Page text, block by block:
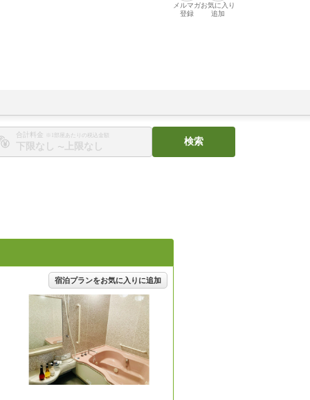
メルマガ
登録
お気に入り
追加
合計料金 ※1部屋あたりの税込金額
〜
検索
宿泊プランをお気に入りに追加